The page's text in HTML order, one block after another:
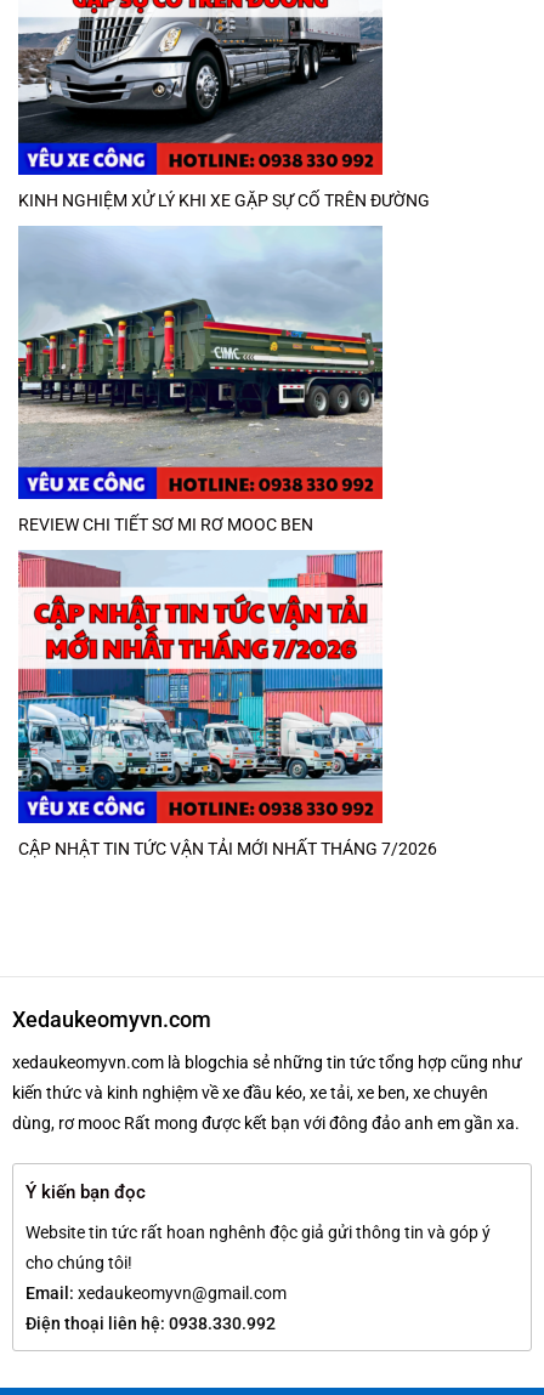
KINH NGHIỆM XỬ LÝ KHI XE GẶP SỰ CỐ TRÊN ĐƯỜNG
REVIEW CHI TIẾT SƠ MI RƠ MOOC BEN
CẬP NHẬT TIN TỨC VẬN TẢI MỚI NHẤT THÁNG 7/2026
Xedaukeomyvn.com
xedaukeomyvn.com là blogchia sẻ những tin tức tổng hợp cũng như
kiến thức và kinh nghiệm về xe đầu kéo, xe tải, xe ben, xe chuyên
dùng, rơ mooc Rất mong được kết bạn với đông đảo anh em gần xa.
Ý kiến bạn đọc
Website tin tức rất hoan nghênh độc giả gửi thông tin và góp ý
cho chúng tôi!
Email: xedaukeomyvn@gmail.com
Điện thoại liên hệ: 0938.330.992